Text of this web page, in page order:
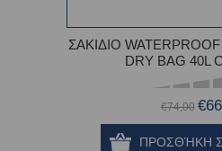
ΣΑΚΙΔΙΟ
DRY BAG 40L
€74,00